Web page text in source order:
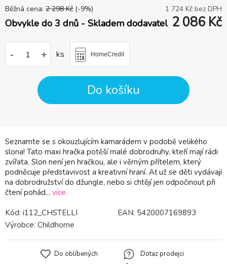
Seznamte se s okouzlujícím kamarádem v podobě velikého
slona! Tato maxi hračka potěší malé dobrodruhy, kteří mají rádi
zvířata. Slon není jen hračkou, ale i věrným přítelem, který
podněcuje představivost a kreativní hraní. Ať už se děti vydávají
na dobrodružství do džungle, nebo si chtějí jen odpočinout při
čtení pohád... více
Běžná cena: 2 298 Kč (-9%) 1 724 Kč bez DPH
Obvykle do 3 dnů - Skladem dodavatel 2 086 Kč
- + ks HomeCredit
Do košíku
Kód: i112_CHSTELLI EAN: 5420007169893
Výrobce: Childhome
Do oblíbených
Dotaz prodejci